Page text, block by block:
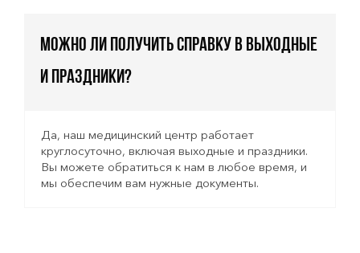
Можно ли получить справку в выходные
и праздники?
Да, наш медицинский центр работает
круглосуточно, включая выходные и праздники.
Вы можете обратиться к нам в любое время, и
мы обеспечим вам нужные документы.